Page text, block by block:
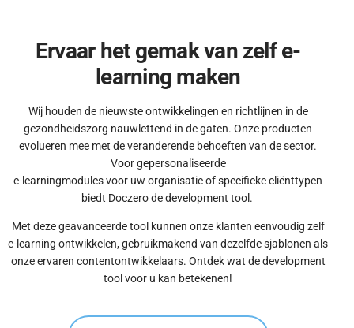
Ervaar het gemak van zelf e-
learning maken
Wij houden de nieuwste ontwikkelingen en richtlijnen in de
gezondheidszorg nauwlettend in de gaten. Onze producten
evolueren mee met de veranderende behoeften van de sector.
Voor gepersonaliseerde
e-learningmodules voor uw organisatie of specifieke cliënttypen
biedt Doczero de development tool.
Met deze geavanceerde tool kunnen onze klanten eenvoudig zelf
e-learning ontwikkelen, gebruikmakend van dezelfde sjablonen als
onze ervaren contentontwikkelaars. Ontdek wat de development
tool voor u kan betekenen!